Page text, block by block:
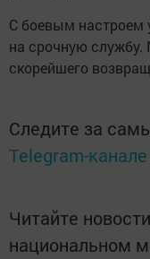
С боевым настроем
на срочную
скорейшего
Следите за
Telegram-канале
Читайте
национальном